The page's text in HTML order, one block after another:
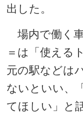
出した。
場内で働く
＝は「使える
元の駅などは
ないといい、
てほしい」と